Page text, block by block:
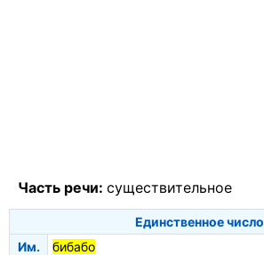
Часть речи: существительное
Единственное число
Им.
бибабо